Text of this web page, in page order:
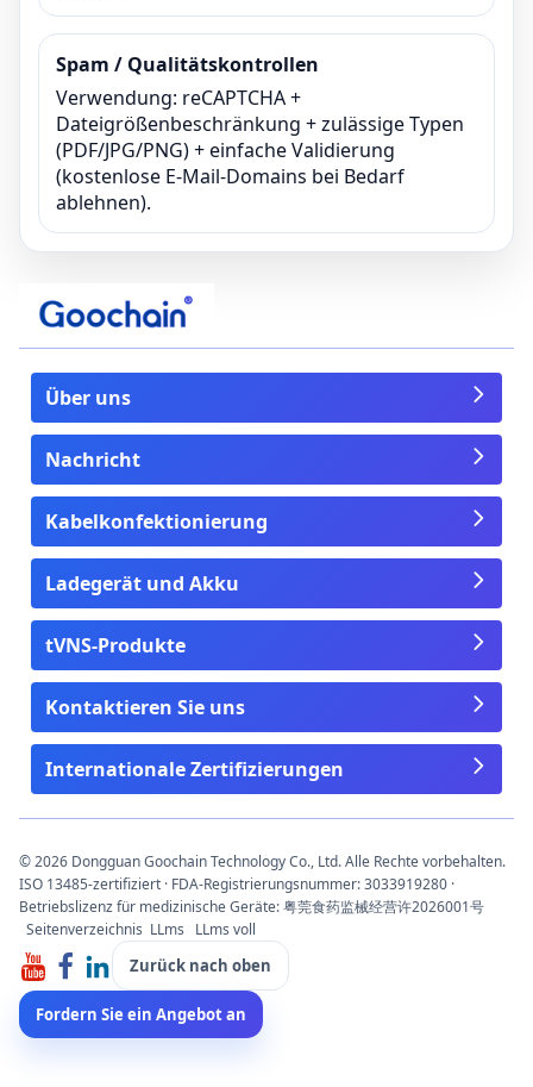
Spam / Qualitätskontrollen
Verwendung: reCAPTCHA +
Dateigrößenbeschränkung + zulässige Typen
(PDF/JPG/PNG) + einfache Validierung
(kostenlose E-Mail-Domains bei Bedarf
ablehnen).
Über uns
Nachricht
Kabelkonfektionierung
Ladegerät und Akku
tVNS-Produkte
Kontaktieren Sie uns
Internationale Zertifizierungen
© 2026 Dongguan Goochain Technology Co., Ltd. Alle Rechte vorbehalten.
ISO 13485-zertifiziert · FDA-Registrierungsnummer: 3033919280 ·
Betriebslizenz für medizinische Geräte: 粤莞食药监械经营许2026001号
Seitenverzeichnis LLms LLms voll
Zurück nach oben
Fordern Sie ein Angebot an